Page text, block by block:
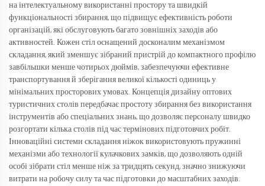
на інтелектуальному використанні простору та швидкій
функціональності збирання, що підвищує ефективність роботи
організацій, які обслуговують багато зовнішніх заходів або
активностей. Кожен стіл оснащений досконалим механізмом
складання, який зменшує зібраний пристрій до компактного профілю
завбільшки менше чотирьох дюймів, забезпечуючи ефективне
транспортування й зберігання великої кількості одиниць у
мінімальних просторових умовах. Концепція дизайну оптових
туристичних столів передбачає простоту збирання без використання
інструментів або спеціальних знань, що дозволяє персоналу швидко
розгортати кілька столів під час термінових підготовчих робіт.
Інноваційні системи складання ніжок використовують пружинні
механізми або технології кулачкових замків, що дозволяють одній
особі зібрати стіл менше ніж за тридцять секунд, значно знижуючи
витрати на робочу силу та час підготовки до масштабних заходів.